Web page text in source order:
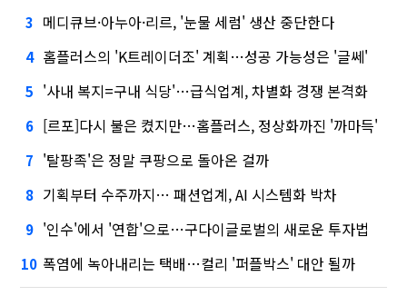
3 메디큐브·아누아·리르, '눈물 세럼' 생산 중단한다
4 홈플러스의 'K트레이더조' 계획…성공 가능성은 '글쎄'
5 '사내 복지=구내 식당'…급식업계, 차별화 경쟁 본격화
6 [르포]다시 불은 켰지만…홈플러스, 정상화까진 '까마득'
7 '탈팡족'은 정말 쿠팡으로 돌아온 걸까
8 기획부터 수주까지… 패션업계, AI 시스템화 박차
9 '인수'에서 '연합'으로…구다이글로벌의 새로운 투자법
10 폭염에 녹아내리는 택배…컬리 '퍼플박스' 대안 될까